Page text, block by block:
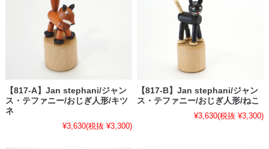
【817-A】Jan stephani/ジャン
ス・テファニー/おじぎ人形/キツ
ネ
¥3,630(税抜 ¥3,300)
【817-B】Jan stephani/ジャン
ス・テファニー/おじぎ人形/ねこ
¥3,630(税抜 ¥3,300)